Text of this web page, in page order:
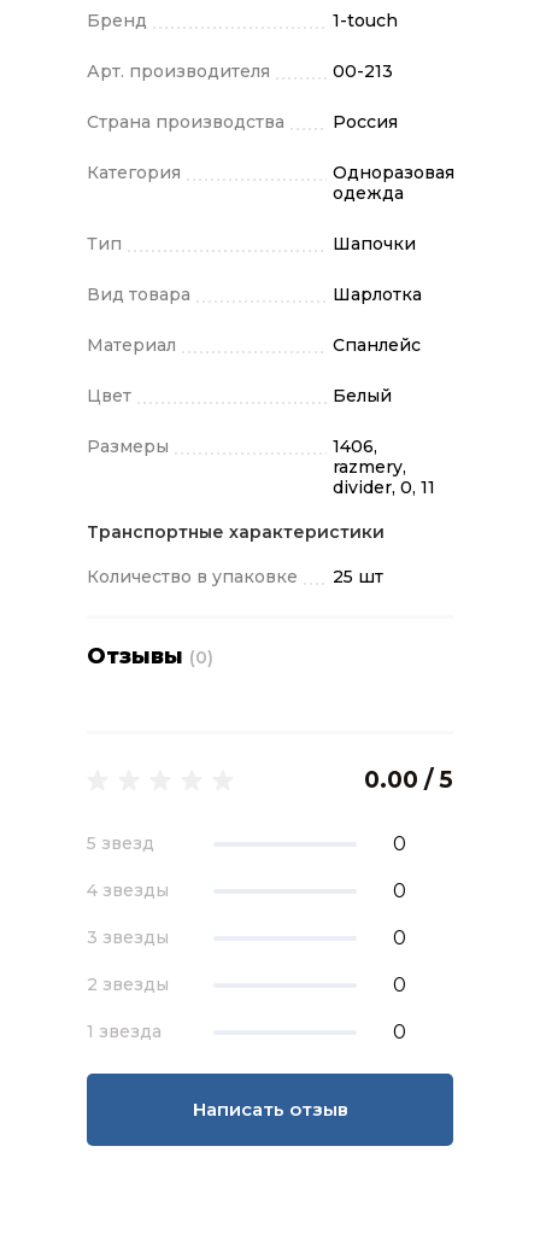
Бренд 1-touch
Арт. производителя 00-213
Страна производства Россия
Категория
Одноразовая
одежда
Тип Шапочки
Вид товара Шарлотка
Материал Спанлейс
Цвет Белый
Размеры
1406,
razmery,
divider, 0, 11
Транспортные характеристики
Количество в упаковке 25 шт
Отзывы (0)
0.00 / 5
5 звезд 0
4 звезды 0
3 звезды 0
2 звезды 0
1 звезда 0
Написать отзыв